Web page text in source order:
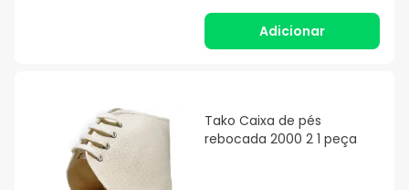
Adicionar
Tako Caixa de pés
rebocada 2000 2 1 peça